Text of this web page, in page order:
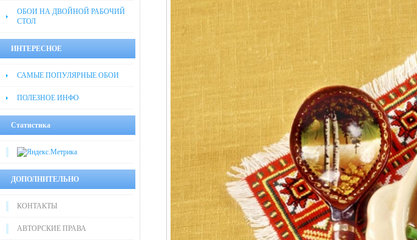
ОБОИ НА ДВОЙНОЙ РАБОЧИЙ
СТОЛ
ИНТЕРЕСНОЕ
САМЫЕ ПОПУЛЯРНЫЕ ОБОИ
ПОЛЕЗНОЕ ИНФО
Статистика
ДОПОЛНИТЕЛЬНО
КОНТАКТЫ
АВТОРСКИЕ ПРАВА